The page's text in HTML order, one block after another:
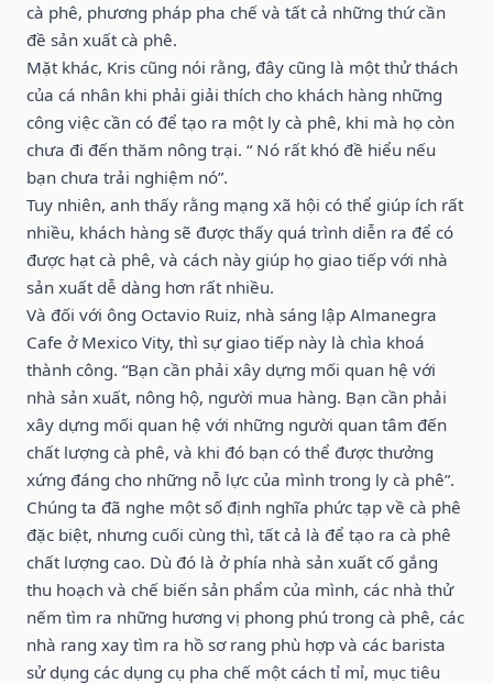
cà phê, phương pháp pha chế và tất cả những thứ cần
đề sản xuất cà phê.
Mặt khác, Kris cũng nói rằng, đây cũng là một thử thách
của cá nhân khi phải giải thích cho khách hàng những
công việc cần có để tạo ra một ly cà phê, khi mà họ còn
chưa đi đến thăm nông trại. “ Nó rất khó đề hiểu nếu
bạn chưa trải nghiệm nó”.
Tuy nhiên, anh thấy rằng mạng xã hội có thể giúp ích rất
nhiều, khách hàng sẽ được thấy quá trình diễn ra để có
được hạt cà phê, và cách này giúp họ giao tiếp với nhà
sản xuất dễ dàng hơn rất nhiều.
Và đối với ông Octavio Ruiz, nhà sáng lập Almanegra
Cafe ở Mexico Vity, thì sự giao tiếp này là chìa khoá
thành công. “Bạn cần phải xây dựng mối quan hệ với
nhà sản xuất, nông hộ, người mua hàng. Bạn cần phải
xây dựng mối quan hệ với những người quan tâm đến
chất lượng cà phê, và khi đó bạn có thể được thưởng
xứng đáng cho những nỗ lực của mình trong ly cà phê”.
Chúng ta đã nghe một số định nghĩa phức tạp về cà phê
đặc biệt, nhưng cuối cùng thì, tất cả là để tạo ra cà phê
chất lượng cao. Dù đó là ở phía nhà sản xuất cố gắng
thu hoạch và chế biến sản phẩm của mình, các nhà thử
nếm tìm ra những hương vị phong phú trong cà phê, các
nhà rang xay tìm ra hồ sơ rang phù hợp và các barista
sử dụng các dụng cụ pha chế một cách tỉ mỉ, mục tiêu